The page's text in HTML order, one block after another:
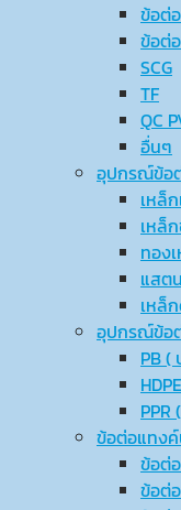
ข้อต่
ข้อต่
SCG
TF
QC
อื่นๆ
อุปกรณ์ข้อ
เหล็
เหล็
ทอง
แสต
เหล็
อุปกรณ์ข้อ
PB (
PPR
ข้อต่อแทง
ข้อต่
ข้อต่